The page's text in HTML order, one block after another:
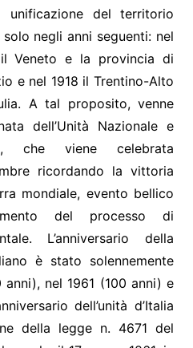
unificazione del territorio
negli anni seguenti: nel
Veneto e la provincia di
e nel 1918 il Trentino-Alto
A tal proposito, venne
dell’Unità Nazionale e
che viene celebrata
ricordando la vittoria
mondiale, evento bellico
del processo di
L’anniversario della
è stato solennemente
nel 1961 (100 anni) e
dell’unità d’Italia
della legge n. 4671 del